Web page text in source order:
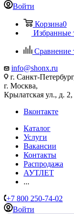
Войти
Корзина0
Избранные
Сравнение
info@shonx.ru
г. Санкт-
г. Москва,
Крылатская ул., д.
Вконтакте
Каталог
Услуги
Вакансии
Контакты
Распродажа
АУТЛЕТ
...
+7 800 250-74-02
Войти